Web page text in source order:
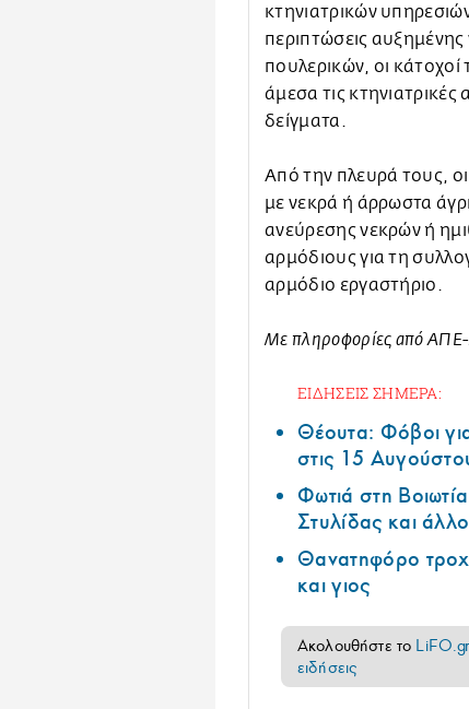
κτηνιατρικών
περιπτώσεις
πουλερικών, οι
άμεσα τις
δείγματα.
Από την πλευρά τους,
με νεκρά ή άρρωστα
ανεύρεσης νεκρών ή
αρμόδιους για τη
αρμόδιο εργαστήριο.
Με πληροφορίες από
ΕΙΔΗΣΕΙΣ ΣΗΜΕΡΑ:
Θέουτα: Φόβοι
στις 15
Φωτιά στη
Στυλίδας και
Θανατηφόρο
και γιος
Ακολουθήστε το LiFO.gr
ειδήσεις